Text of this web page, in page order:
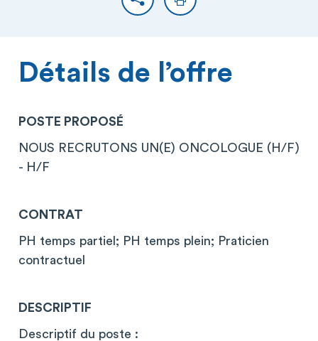
PartagerImprimer
Détails de l’offre
POSTE PROPOSÉ
NOUS RECRUTONS UN(E) ONCOLOGUE (H/F)
- H/F
CONTRAT
PH temps partiel; PH temps plein; Praticien
contractuel
DESCRIPTIF
Descriptif du poste :